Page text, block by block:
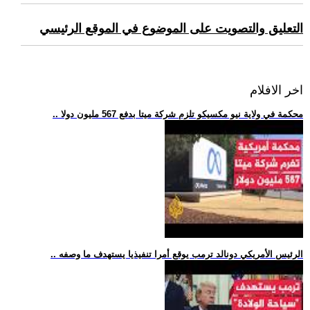
التعليق والتصويت على الموضوع في الموقع الرئيسي
اخر الافلام
.. محكمة في ولاية نيو مكسيكو تلزم شركة ميتا بدفع 567 مليون دولا
.. الرئيس الأمريكي دونالد ترمب يوقع أمرا تنفيذيا يستهدف ما وصفه